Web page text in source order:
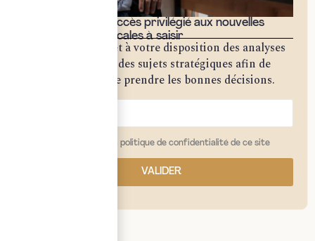
Bénéficiez d'un accès privilégié aux nouvelles
opportunités fiscales à saisir
Notre cabinet met à votre disposition des analyses
approfondies sur des sujets stratégiques afin de
vous permettre de prendre les bonnes décisions.
j'ai lu et j'accepte la politique de confidentialité de ce site
VALIDER